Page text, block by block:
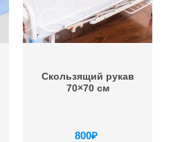
Скользящий рукав
70×70 см
800₽